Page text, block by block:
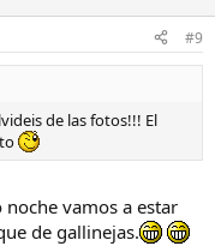
#9
de las fotos!!! El
vamos a estar
de gallinejas.